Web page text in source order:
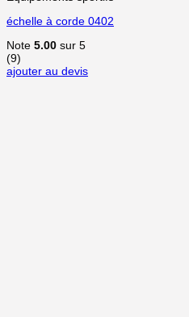
échelle à corde 0402
Note 5.00 sur 5
(9)
ajouter au devis